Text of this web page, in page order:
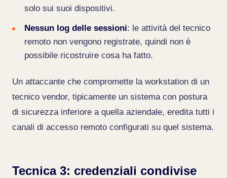
solo sui suoi dispositivi.
Nessun log delle sessioni: le attività del tecnico
remoto non vengono registrate, quindi non è
possibile ricostruire cosa ha fatto.
Un attaccante che compromette la workstation di un
tecnico vendor, tipicamente un sistema con postura
di sicurezza inferiore a quella aziendale, eredita tutti i
canali di accesso remoto configurati su quel sistema.
Tecnica 3: credenziali condivise